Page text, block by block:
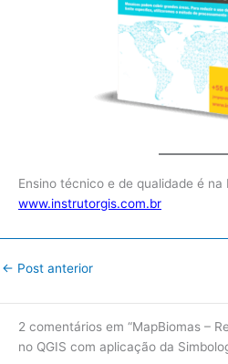
Ensino técnico e de qualidade é na
www.instrutorgis.com.br
← Post anterior
2 comentários em “MapBiomas –
no QGIS com aplicação da